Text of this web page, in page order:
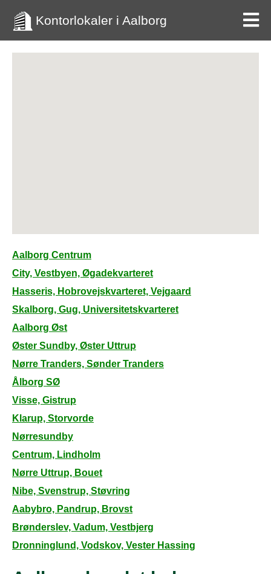
Kontorlokaler i Aalborg
Aalborg Centrum
City, Vestbyen, Øgadekvarteret
Hasseris, Hobrovejskvarteret, Vejgaard
Skalborg, Gug, Universitetskvarteret
Aalborg Øst
Øster Sundby, Øster Uttrup
Nørre Tranders, Sønder Tranders
Ålborg SØ
Visse, Gistrup
Klarup, Storvorde
Nørresundby
Centrum, Lindholm
Nørre Uttrup, Bouet
Nibe, Svenstrup, Støvring
Aabybro, Pandrup, Brovst
Brønderslev, Vadum, Vestbjerg
Dronninglund, Vodskov, Vester Hassing